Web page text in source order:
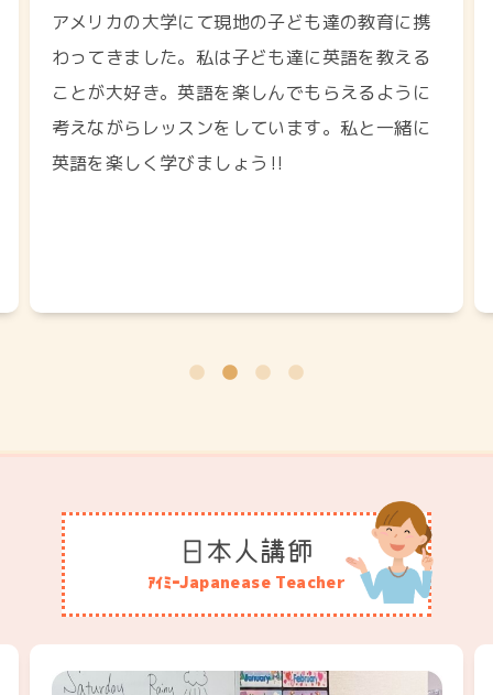
アメリカの大学にて現地の子ども達の教育に携
わってきました。私は子ども達に英語を教える
ことが大好き。英語を楽しんでもらえるように
考えながらレッスンをしています。私と一緒に
英語を楽しく学びましょう‼
日本人講師
ｱｲﾐｰJapanease Teacher